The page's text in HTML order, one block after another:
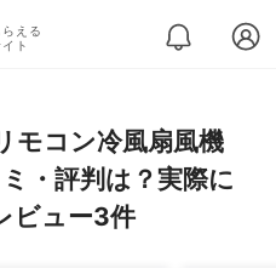
える
ト
モコン冷風扇風機
・評判は？実際に
ビュー3件